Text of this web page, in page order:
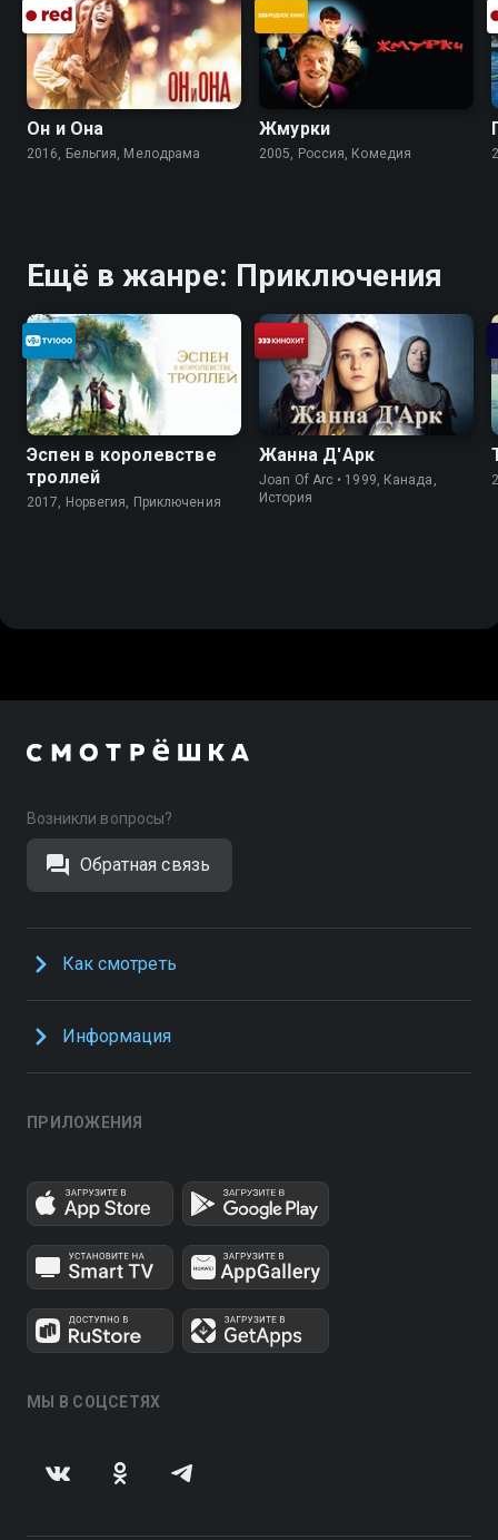
Он и Она
2016, Бельгия, Мелодрама
Жмурки
2005, Россия, Комедия
Ещё в жанре: Приключения
Эспен в королевстве
троллей
2017, Норвегия, Приключения
Жанна Д'Арк
Joan Of Arc • 1999, Канада,
История
Возникли вопросы?
Обратная связь
Как смотреть
Информация
ПРИЛОЖЕНИЯ
МЫ В СОЦСЕТЯХ